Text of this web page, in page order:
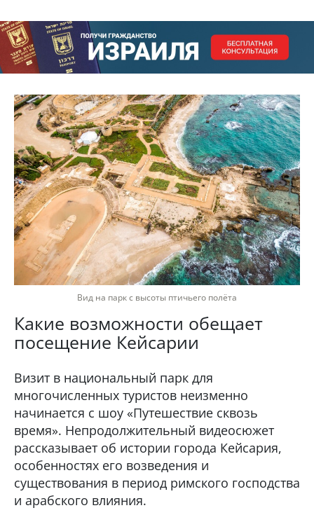
Вид на парк с высоты птичьего полёта
Какие возможности обещает
посещение Кейсарии
Визит в национальный парк для
многочисленных туристов неизменно
начинается с шоу «Путешествие сквозь
время». Непродолжительный видеосюжет
рассказывает об истории города Кейсария,
особенностях его возведения и
существования в период римского господства
и арабского влияния.